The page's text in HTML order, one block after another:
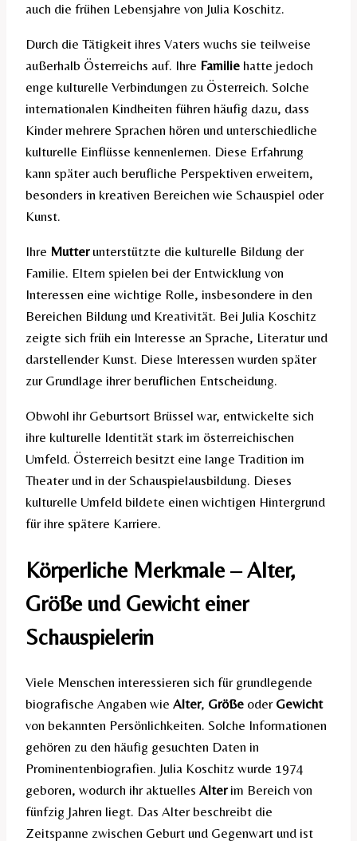
auch die frühen Lebensjahre von Julia Koschitz.
Durch die Tätigkeit ihres Vaters wuchs sie teilweise
außerhalb Österreichs auf. Ihre Familie hatte jedoch
enge kulturelle Verbindungen zu Österreich. Solche
internationalen Kindheiten führen häufig dazu, dass
Kinder mehrere Sprachen hören und unterschiedliche
kulturelle Einflüsse kennenlernen. Diese Erfahrung
kann später auch berufliche Perspektiven erweitern,
besonders in kreativen Bereichen wie Schauspiel oder
Kunst.
Ihre Mutterunterstützte die kulturelle Bildung der
Familie. Eltern spielen bei der Entwicklung von
Interessen eine wichtige Rolle, insbesondere in den
Bereichen Bildung und Kreativität. Bei Julia Koschitz
zeigte sich früh ein Interesse an Sprache, Literatur und
darstellender Kunst. Diese Interessen wurden später
zur Grundlage ihrer beruflichen Entscheidung.
Obwohl ihr Geburtsort Brüssel war, entwickelte sich
ihre kulturelle Identität stark im österreichischen
Umfeld. Österreich besitzt eine lange Tradition im
Theater und in der Schauspielausbildung. Dieses
kulturelle Umfeld bildete einen wichtigen Hintergrund
für ihre spätere Karriere.
Körperliche Merkmale – Alter,
Größe und Gewicht einer
Schauspielerin
Viele Menschen interessieren sich für grundlegende
biografische Angaben wie Alter, Größe oder Gewicht
von bekannten Persönlichkeiten. Solche Informationen
gehören zu den häufig gesuchten Daten in
Prominentenbiografien. Julia Koschitz wurde 1974
geboren, wodurch ihr aktuelles Alterim Bereich von
fünfzig Jahren liegt. Das Alter beschreibt die
Zeitspanne zwischen Geburt und Gegenwart und ist